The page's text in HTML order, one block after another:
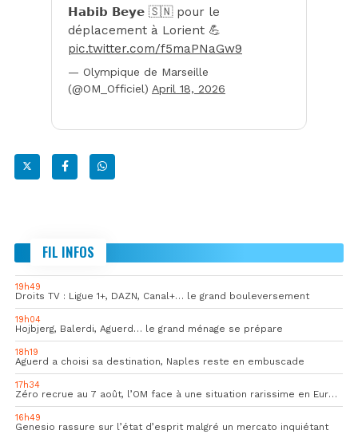
𝗛𝗮𝗯𝗶𝗯 𝗕𝗲𝘆𝗲 🇸🇳 pour le
déplacement à Lorient 💪
pic.twitter.com/f5maPNaGw9
— Olympique de Marseille
(@OM_Officiel) April 18, 2026
FIL INFOS
19h49
Droits TV : Ligue 1+, DAZN, Canal+… le grand bouleversement
19h04
Hojbjerg, Balerdi, Aguerd… le grand ménage se prépare
18h19
Aguerd a choisi sa destination, Naples reste en embuscade
17h34
Zéro recrue au 7 août, l’OM face à une situation rarissime en Europe
16h49
Genesio rassure sur l’état d’esprit malgré un mercato inquiétant